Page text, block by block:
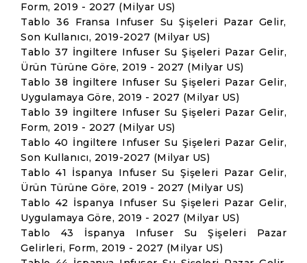
Form, 2019 - 2027 (Milyar US)
Tablo 36 Fransa Infuser Su Şişeleri Pazar Gelir,
Son Kullanıcı, 2019-2027 (Milyar US)
Tablo 37 İngiltere Infuser Su Şişeleri Pazar Gelir,
Ürün Türüne Göre, 2019 - 2027 (Milyar US)
Tablo 38 İngiltere Infuser Su Şişeleri Pazar Gelir,
Uygulamaya Göre, 2019 - 2027 (Milyar US)
Tablo 39 İngiltere Infuser Su Şişeleri Pazar Gelir,
Form, 2019 - 2027 (Milyar US)
Tablo 40 İngiltere Infuser Su Şişeleri Pazar Gelir,
Son Kullanıcı, 2019-2027 (Milyar US)
Tablo 41 İspanya Infuser Su Şişeleri Pazar Gelir,
Ürün Türüne Göre, 2019 - 2027 (Milyar US)
Tablo 42 İspanya Infuser Su Şişeleri Pazar Gelir,
Uygulamaya Göre, 2019 - 2027 (Milyar US)
Tablo 43 İspanya Infuser Su Şişeleri Pazar
Gelirleri, Form, 2019 - 2027 (Milyar US)